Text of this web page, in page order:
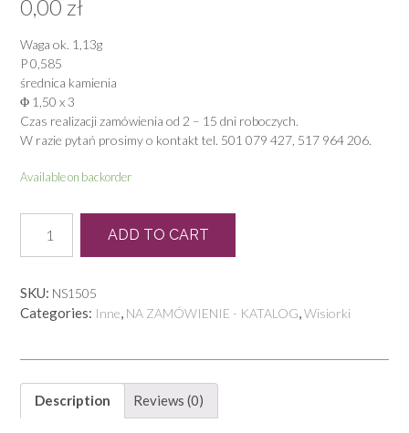
0,00 zł
Waga ok. 1,13g
P 0,585
średnica kamienia
Φ 1,50 x 3
Czas realizacji zamówienia od 2 – 15 dni roboczych.
W razie pytań prosimy o kontakt tel. 501 079 427, 517 964 206.
Available on backorder
0054
W
ADD TO CART
SKU: NS1505
Categories: Inne, NA ZAMÓWIENIE - KATALOG,Wisiorki
Description Reviews (0)